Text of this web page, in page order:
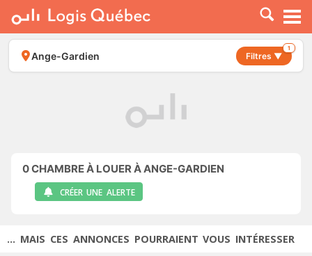
À LOUER
À VENDRE
PLACER UNE ANNONCE
Ange-Gardien Filtres ▼
1
0CHAMBRE À LOUER À ANGE-GARDIEN
CRÉER UNE ALERTE
... MAIS CES ANNONCES POURRAIENT VOUS INTÉRESSER